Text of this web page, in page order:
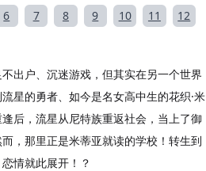
6 7 8 9 10 11 12
出户、沉迷游戏，但其实在另一个世界
星的勇者、如今是名女高中生的花织·米
后，流星从尼特族重返社会，当上了御
，那里正是米蒂亚就读的学校！转生到
情就此展开！？